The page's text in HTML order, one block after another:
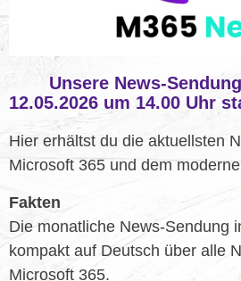
Unsere News-
12.05.2026 um 14.00 Uhr
Hier erhältst du die aktuellsten
Microsoft 365 und dem
Fakten
Die monatliche News-Sendung
kompakt auf Deutsch über alle
Microsoft 365.